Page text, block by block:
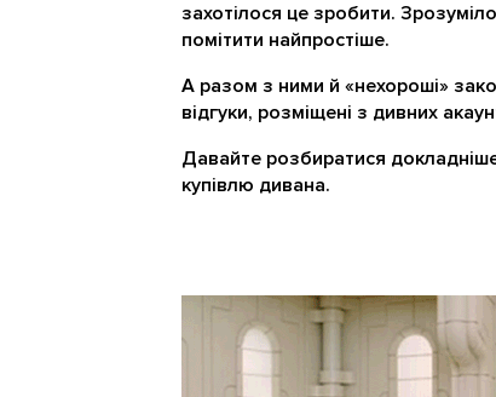
захотілося це зробити.
помітити найпростіше.
А разом з ними й «нехороші»
відгуки, розміщені з дивних
Давайте розбиратися
купівлю дивана.